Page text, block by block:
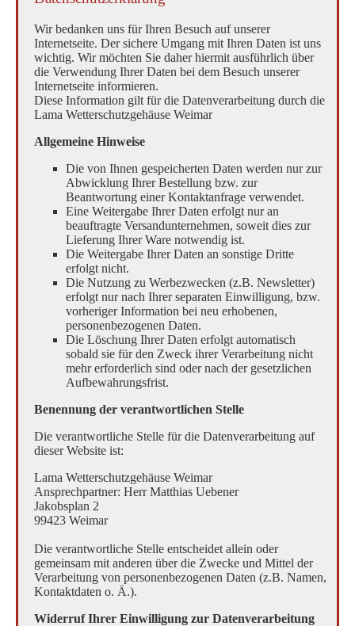
Wir bedanken uns für Ihren Besuch auf unserer
Internetseite. Der sichere Umgang mit Ihren Daten ist uns
wichtig. Wir möchten Sie daher hiermit ausführlich über
die Verwendung Ihrer Daten bei dem Besuch unserer
Internetseite informieren.
Diese Information gilt für die Datenverarbeitung durch die
Lama Wetterschutzgehäuse Weimar
Allgemeine Hinweise
Die von Ihnen gespeicherten Daten werden nur zur
Abwicklung Ihrer Bestellung bzw. zur
Beantwortung einer Kontaktanfrage verwendet.
Eine Weitergabe Ihrer Daten erfolgt nur an
beauftragte Versandunternehmen, soweit dies zur
Lieferung Ihrer Ware notwendig ist.
Die Weitergabe Ihrer Daten an sonstige Dritte
erfolgt nicht.
Die Nutzung zu Werbezwecken (z.B. Newsletter)
erfolgt nur nach Ihrer separaten Einwilligung, bzw.
vorheriger Information bei neu erhobenen,
personenbezogenen Daten.
Die Löschung Ihrer Daten erfolgt automatisch
sobald sie für den Zweck ihrer Verarbeitung nicht
mehr erforderlich sind oder nach der gesetzlichen
Aufbewahrungsfrist.
Benennung der verantwortlichen Stelle
Die verantwortliche Stelle für die Datenverarbeitung auf
dieser Website ist:
Lama Wetterschutzgehäuse Weimar
Ansprechpartner: Herr Matthias Uebener
Jakobsplan 2
99423 Weimar
Die verantwortliche Stelle entscheidet allein oder
gemeinsam mit anderen über die Zwecke und Mittel der
Verarbeitung von personenbezogenen Daten (z.B. Namen,
Kontaktdaten o. Ä.).
Widerruf Ihrer Einwilligung zur Datenverarbeitung